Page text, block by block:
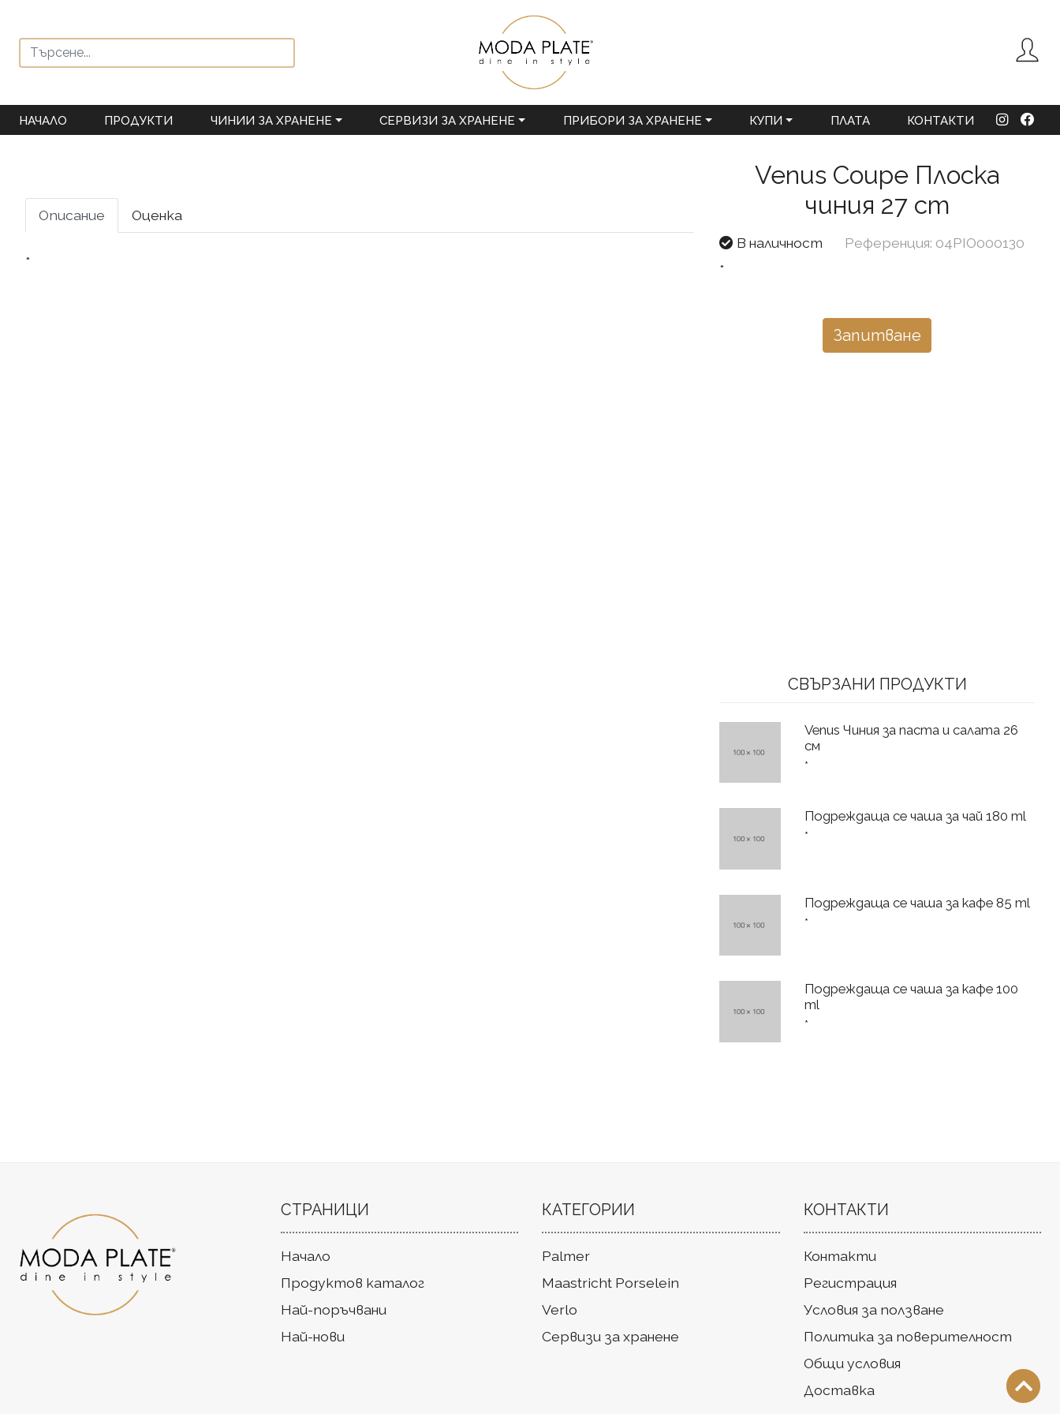
НАЧАЛО ПРОДУКТИ ЧИНИИ ЗА ХРАНЕНЕ СЕРВИЗИ ЗА ХРАНЕНЕ ПРИБОРИ ЗА ХРАНЕНЕ КУПИ ПЛАТА КОНТАКТИ
Venus Coupe Плоска
чиния 27 cm
В наличност
Референция: 04PIO000130
*
Запитване
СВЪРЗАНИ ПРОДУКТИ
Venus Чиния за паста и салата 26
см
*
Подреждаща се чаша за чай 180 ml
*
Подреждаща се чаша за кафе 85 ml
*
Подреждаща се чаша за кафе 100
ml
*
Описание Оценка
*
СТРАНИЦИ
Начало
Продуктов каталог
Най-поръчвани
Най-нови
КАТЕГОРИИ
Palmer
Maastricht Porselein
Verlo
Сервизи за хранене
КОНТАКТИ
Контакти
Регистрация
Условия за ползване
Политика за поверителност
Общи условия
Доставка